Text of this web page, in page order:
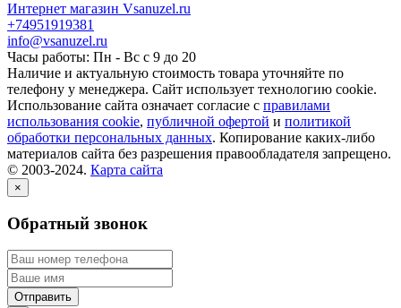
Интернет магазин Vsanuzel.ru
+74951919381
info@vsanuzel.ru
Часы работы: Пн - Вс с 9 до 20
Наличие и актуальную стоимость товара уточняйте по
телефону у менеджера. Сайт использует технологию cookie.
Использование сайта означает согласие с правилами
использования cookie, публичной офертой и политикой
обработки персональных данных. Копирование каких-либо
материалов сайта без разрешения правообладателя запрещено.
© 2003-2024. Карта сайта
×
Обратный звонок